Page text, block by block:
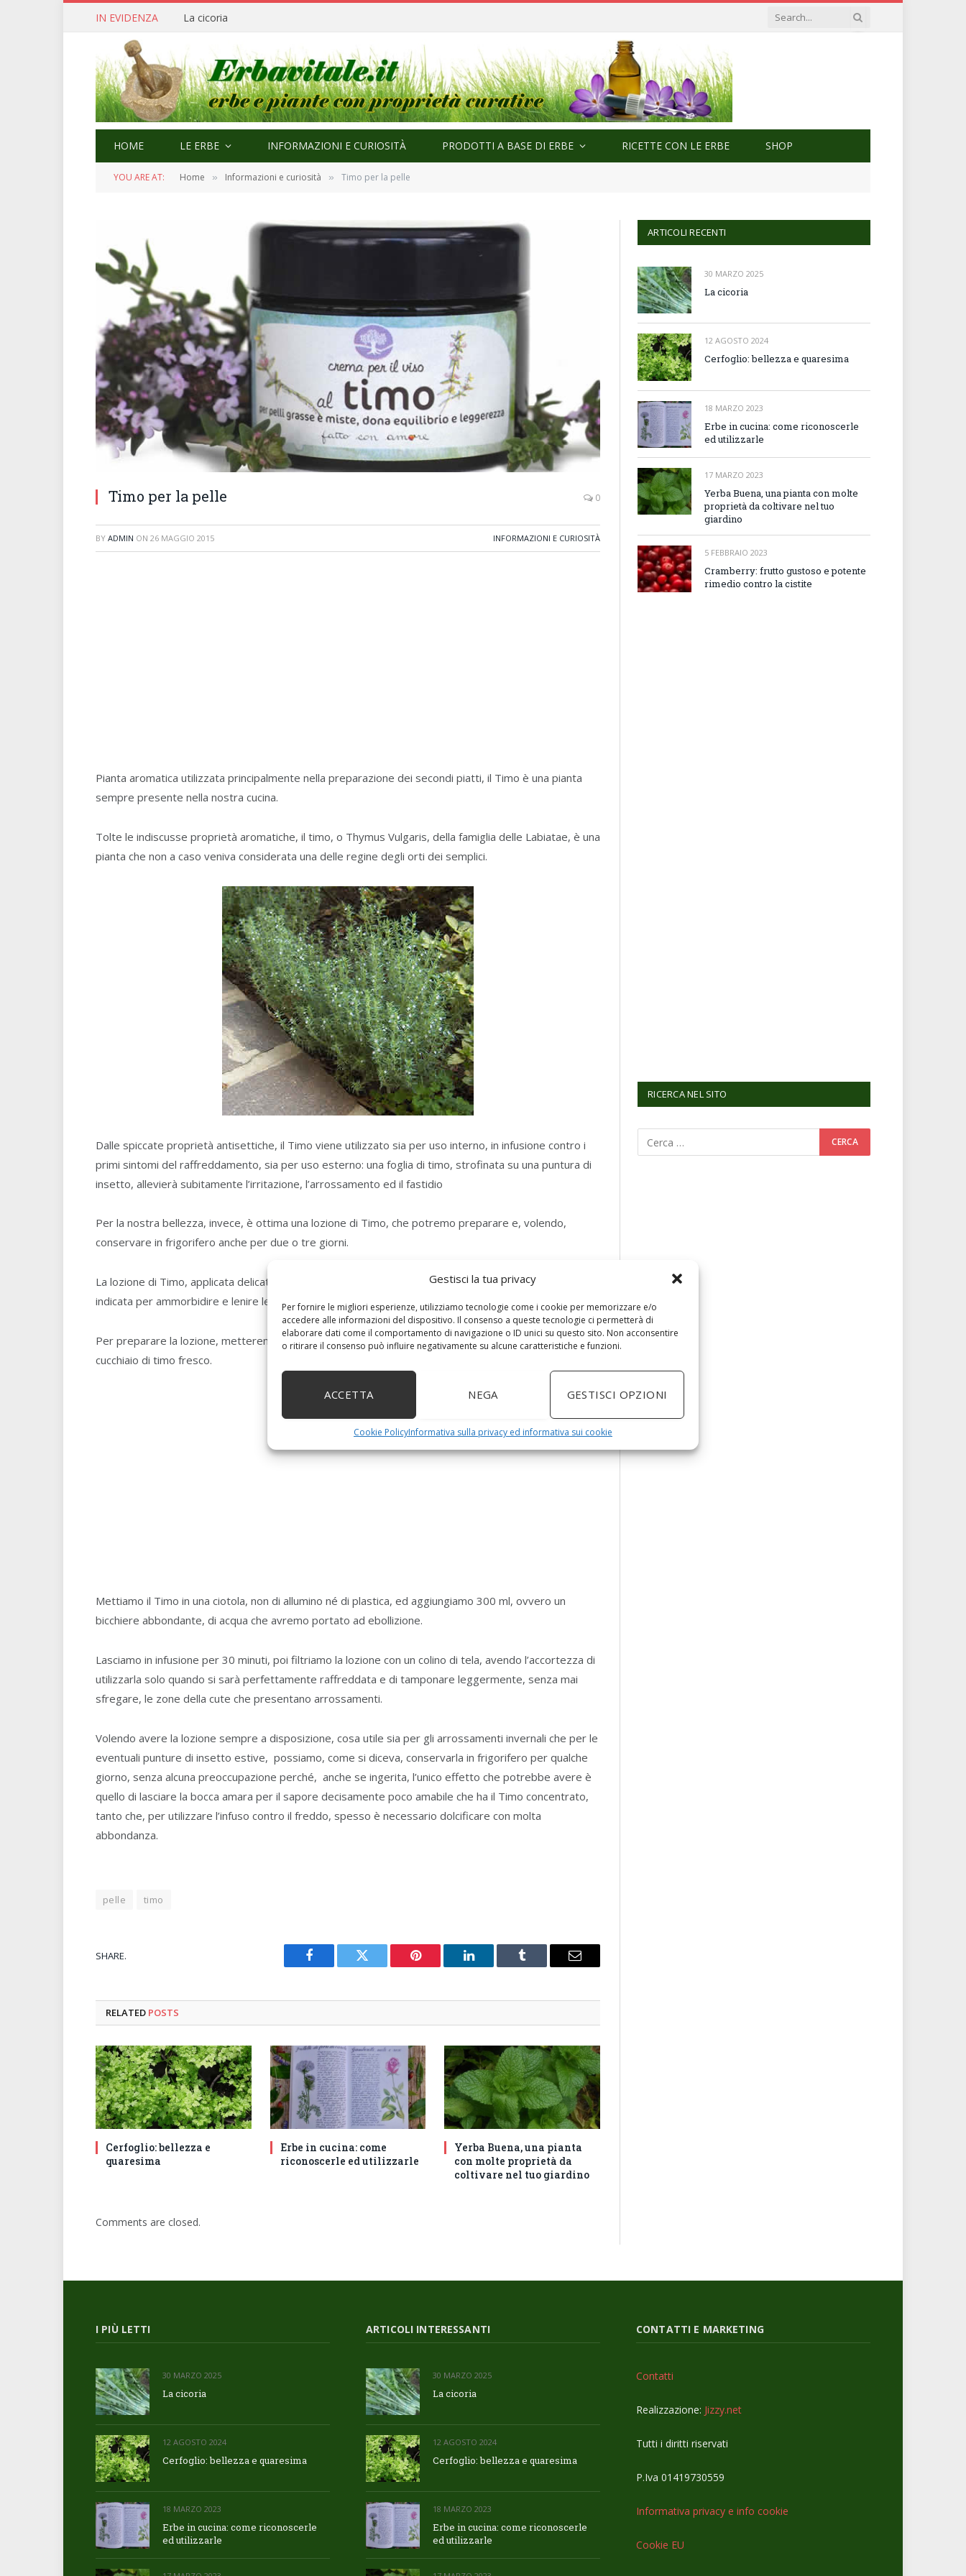
Gestisci la tua privacy
Per fornire le migliori esperienze, utilizziamo tecnologie come i cookie per memorizzare e/o
accedere alle informazioni del dispositivo. Il consenso a queste tecnologie ci permetterà di
elaborare dati come il comportamento di navigazione o ID unici su questo sito. Non acconsentire
o ritirare il consenso può influire negativamente su alcune caratteristiche e funzioni.
ACCETTA NEGA GESTISCI OPZIONI
Cookie PolicyInformativa sulla privacy ed informativa sui cookie
IN EVIDENZA Cerfoglio: bellezza e quaresima
HOME LE ERBE INFORMAZIONI E CURIOSITÀ PRODOTTI A BASE DI ERBE RICETTE CON LE ERBE SHOP
YOU ARE AT: Home » Informazioni e curiosità » Timo per la pelle
Timo per la pelle 0
BY ADMIN ON 26 MAGGIO 2015 INFORMAZIONI E CURIOSITÀ
Pianta aromatica utilizzata principalmente nella preparazione dei secondi piatti, il Timo è una pianta
sempre presente nella nostra cucina.
Tolte le indiscusse proprietà aromatiche, il timo, o Thymus Vulgaris, della famiglia delle Labiatae, è una
pianta che non a caso veniva considerata una delle regine degli orti dei semplici.
Dalle spiccate proprietà antisettiche, il Timo viene utilizzato sia per uso interno, in infusione contro i
primi sintomi del raffreddamento, sia per uso esterno: una foglia di timo, strofinata su una puntura di
insetto, allevierà subitamente l’irritazione, l’arrossamento ed il fastidio
Per la nostra bellezza, invece, è ottima una lozione di Timo, che potremo preparare e, volendo,
conservare in frigorifero anche per due o tre giorni.
La lozione di Timo, applicata delicatamente alla pelle con un batuffolo di cotone, è particolarmente
indicata per ammorbidire e lenire le irritazioni del viso.
Per preparare la lozione, metteremo in infusione un cucchino di foglie e fiori secchi o, in alternativa, un
cucchiaio di timo fresco.
Mettiamo il Timo in una ciotola, non di allumino né di plastica, ed aggiungiamo 300 ml, ovvero un
bicchiere abbondante, di acqua che avremo portato ad ebollizione.
Lasciamo in infusione per 30 minuti, poi filtriamo la lozione con un colino di tela, avendo l’accortezza di
utilizzarla solo quando si sarà perfettamente raffreddata e di tamponare leggermente, senza mai
sfregare, le zone della cute che presentano arrossamenti.
Volendo avere la lozione sempre a disposizione, cosa utile sia per gli arrossamenti invernali che per le
eventuali punture di insetto estive, possiamo, come si diceva, conservarla in frigorifero per qualche
giorno, senza alcuna preoccupazione perché, anche se ingerita, l’unico effetto che potrebbe avere è
quello di lasciare la bocca amara per il sapore decisamente poco amabile che ha il Timo concentrato,
tanto che, per utilizzare l’infuso contro il freddo, spesso è necessario dolcificare con molta
abbondanza.
pelle timo
SHARE.
Facebook Twitter Pinterest LinkedIn Tumblr Email
RELATED POSTS
Cerfoglio: bellezza e
quaresima
Erbe in cucina: come
riconoscerle ed utilizzarle
Yerba Buena, una pianta
con molte proprietà da
coltivare nel tuo giardino
Comments are closed.
ARTICOLI RECENTI
30 MARZO 2025
La cicoria
12 AGOSTO 2024
Cerfoglio: bellezza e quaresima
18 MARZO 2023
Erbe in cucina: come riconoscerle
ed utilizzarle
17 MARZO 2023
Yerba Buena, una pianta con molte
proprietà da coltivare nel tuo
giardino
5 FEBBRAIO 2023
Cramberry: frutto gustoso e potente
rimedio contro la cistite
RICERCA NEL SITO
I PIÙ LETTI
30 MARZO 2025
La cicoria
12 AGOSTO 2024
Cerfoglio: bellezza e quaresima
18 MARZO 2023
Erbe in cucina: come riconoscerle
ed utilizzarle
ARTICOLI INTERESSANTI
30 MARZO 2025
La cicoria
12 AGOSTO 2024
Cerfoglio: bellezza e quaresima
18 MARZO 2023
Erbe in cucina: come riconoscerle
ed utilizzarle
CONTATTI E MARKETING
Contatti
Realizzazione: Jizzy.net
Tutti i diritti riservati
P.Iva 01419730559
Informativa privacy e info cookie
Cookie EU